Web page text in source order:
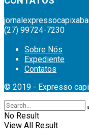
(27) 99724-7230
Sobre Nós
Expediente
Contatos
© 2019 - Expresso
No Result
View All Result